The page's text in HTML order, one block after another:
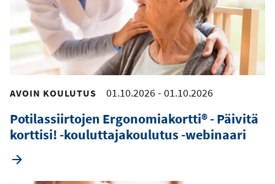
AVOIN KOULUTUS 01.10.2026- 01.10.2026
Potilassiirtojen Ergonomiakortti® - Päivitä
korttisi! -kouluttajakoulutus -webinaari